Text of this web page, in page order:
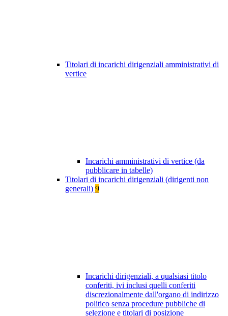
Titolari di incarichi dirigenziali amministrativi di
vertice
Incarichi amministrativi di vertice (da
pubblicare in tabelle)
Titolari di incarichi dirigenziali (dirigenti non
generali) 9
Incarichi dirigenziali, a qualsiasi titolo
conferiti, ivi inclusi quelli conferiti
discrezionalmente dall'organo di indirizzo
politico senza procedure pubbliche di
selezione e titolari di posizione